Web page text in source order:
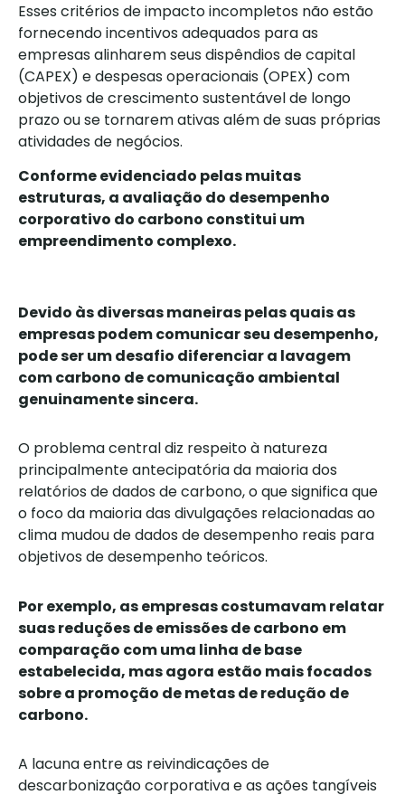
Esses critérios de impacto incompletos não estão
fornecendo incentivos adequados para as
empresas alinharem seus dispêndios de capital
(CAPEX) e despesas operacionais (OPEX) com
objetivos de crescimento sustentável de longo
prazo ou se tornarem ativas além de suas próprias
atividades de negócios.
Conforme evidenciado pelas muitas
estruturas, a avaliação do desempenho
corporativo do carbono constitui um
empreendimento complexo.
Devido às diversas maneiras pelas quais as
empresas podem comunicar seu desempenho,
pode ser um desafio diferenciar a lavagem
com carbono de comunicação ambiental
genuinamente sincera.
O problema central diz respeito à natureza
principalmente antecipatória da maioria dos
relatórios de dados de carbono, o que significa que
o foco da maioria das divulgações relacionadas ao
clima mudou de dados de desempenho reais para
objetivos de desempenho teóricos.
Por exemplo, as empresas costumavam relatar
suas reduções de emissões de carbono em
comparação com uma linha de base
estabelecida, mas agora estão mais focados
sobre a promoção de metas de redução de
carbono.
A lacuna entre as reivindicações de
descarbonização corporativa e as ações tangíveis